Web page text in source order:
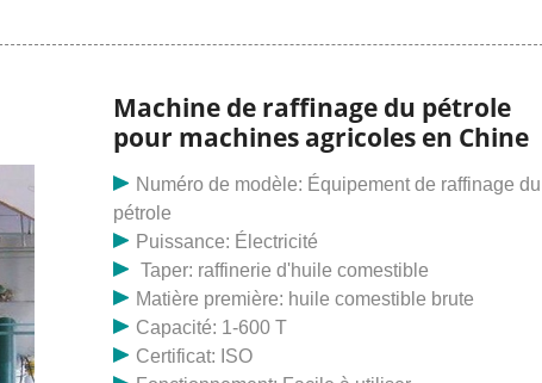
des fabricants et des fabricants d'expulseurs d'huile;
Machine de raffinage du pétrole
pour machines agricoles en Chine
Numéro de modèle: Équipement de raffinage du
pétrole
Puissance: Électricité
Taper: raffinerie d'huile comestible
Matière première: huile comestible brute
Capacité: 1-600 T
Certificat: ISO